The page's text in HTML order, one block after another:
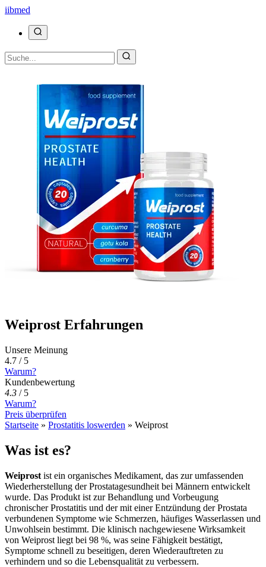
iibmed
Weiprost Erfahrungen
Unsere Meinung
4.7 / 5
Warum?
Kundenbewertung
4.3 / 5
Warum?
Preis überprüfen
Startseite » Prostatitis loswerden » Weiprost
Was ist es?
Weiprost ist ein organisches Medikament, das zur umfassenden
Wiederherstellung der Prostatagesundheit bei Männern entwickelt
wurde. Das Produkt ist zur Behandlung und Vorbeugung
chronischer Prostatitis und der mit einer Entzündung der Prostata
verbundenen Symptome wie Schmerzen, häufiges Wasserlassen und
Unwohlsein bestimmt. Die klinisch nachgewiesene Wirksamkeit
von Weiprost liegt bei 98 %, was seine Fähigkeit bestätigt,
Symptome schnell zu beseitigen, deren Wiederauftreten zu
verhindern und so die Lebensqualität zu verbessern.